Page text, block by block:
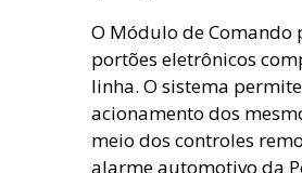
O Módulo de Comando
portões eletrônicos
linha. O sistema
acionamento dos
meio dos controles
alarme automotivo da